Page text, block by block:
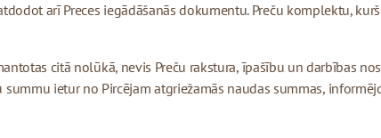
arī Preces iegādāšanās dokumentu. Preču komplektu,
citā nolūkā, nevis Preču rakstura, īpašību un darbības
ietur no Pircējam atgriežamās naudas summas,